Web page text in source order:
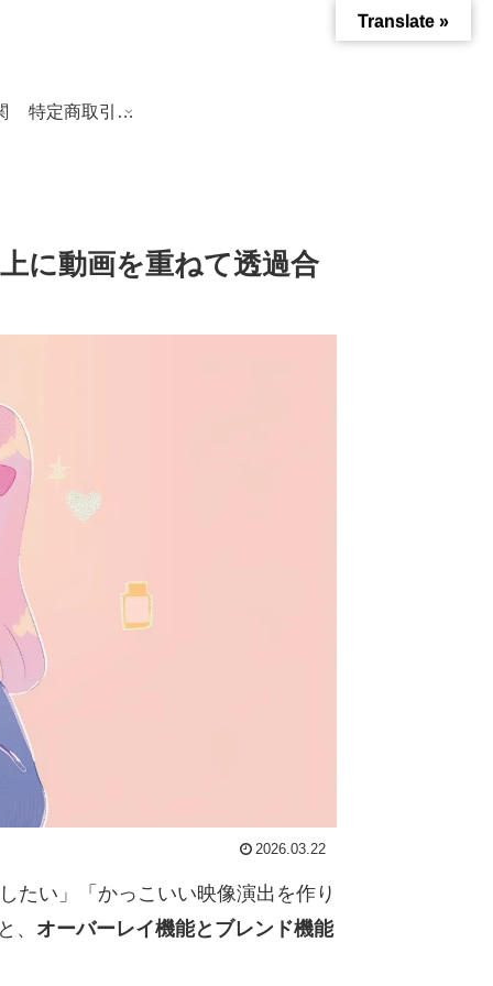
特定商取引法に基づく表記
に動画を重ねて透過合
2026.03.22
たい」「かっこいい映像演出を作り
、 オーバーレイ機能とブレンド機能
Translate »